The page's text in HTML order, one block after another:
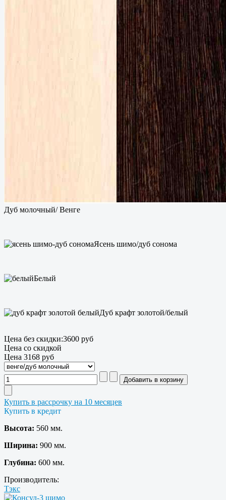
Дуб молочный/ Венге
Ясень шимо/дуб сонома
Белый
Дуб крафт золотой/белый
Цена без скидки:3600 руб
Цена со скидкой
Цена 3168 руб
Купить в рассрочку на 10 месяцев
Купить в кредит
Высота: 560 мм.
Ширина: 900 мм.
Глубина: 600 мм.
Производитель:
Тэкс